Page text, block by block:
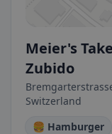
Meier's
Zubido
Switzerland
🍔 Hamburger